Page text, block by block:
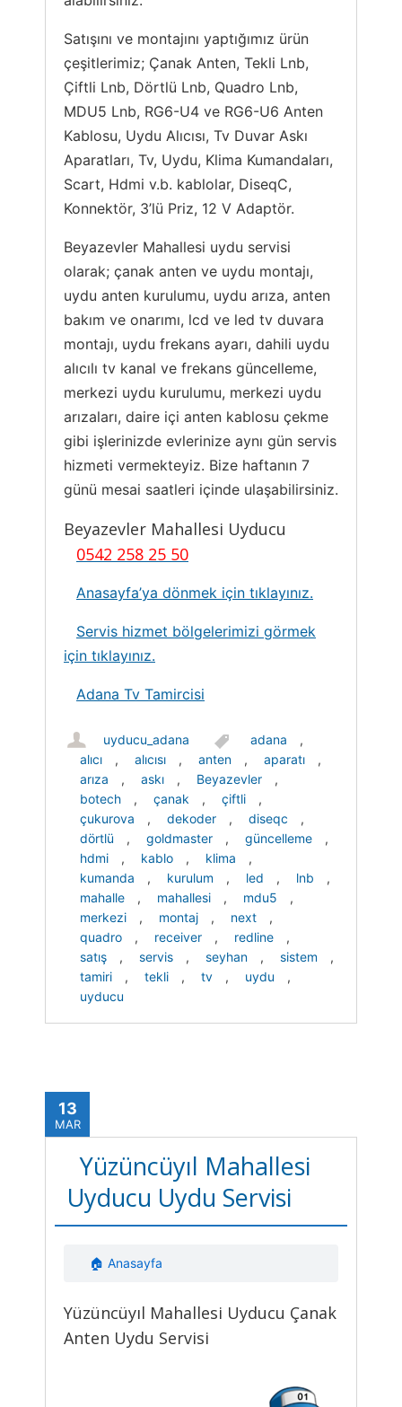
Satışını ve montajını yaptığımız ürün
çeşitlerimiz; Çanak Anten, Tekli Lnb,
Çiftli Lnb, Dörtlü Lnb, Quadro Lnb,
MDU5 Lnb, RG6-U4 ve RG6-U6 Anten
Kablosu, Uydu Alıcısı, Tv Duvar Askı
Aparatları, Tv, Uydu, Klima Kumandaları,
Scart, Hdmi v.b. kablolar, DiseqC,
Konnektör, 3’lü Priz, 12 V Adaptör.
Beyazevler Mahallesi uydu servisi
olarak; çanak anten ve uydu montajı,
uydu anten kurulumu, uydu arıza, anten
bakım ve onarımı, lcd ve led tv duvara
montajı, uydu frekans ayarı, dahili uydu
alıcılı tv kanal ve frekans güncelleme,
merkezi uydu kurulumu, merkezi uydu
arızaları, daire içi anten kablosu çekme
gibi işlerinizde evlerinize aynı gün servis
hizmeti vermekteyiz. Bize haftanın 7
günü mesai saatleri içinde ulaşabilirsiniz.
Beyazevler Mahallesi Uyducu
0542 258 25 50
Anasayfa’ya dönmek için tıklayınız.
Servis hizmet bölgelerimizi görmek
için tıklayınız.
Adana Tv Tamircisi
uyducu_adana adana
,
alıcı
, alıcısı , anten , aparatı
,
arıza
, askı , Beyazevler
,
botech
, çanak , çiftli
,
çukurova
, dekoder , diseqc
,
dörtlü
, goldmaster , güncelleme
,
hdmi
, kablo , klima
,
kumanda
, kurulum , led , lnb
,
mahalle
, mahallesi , mdu5
,
merkezi
, montaj , next
,
quadro
, receiver , redline
,
satış
, servis , seyhan , sistem
,
tamiri
, tekli , tv , uydu
,
uyducu
13
MAR
Yüzüncüyıl Mahallesi
Uyducu Uydu Servisi
🏠 Anasayfa
Yüzüncüyıl Mahallesi Uyducu Çanak
Anten Uydu Servisi